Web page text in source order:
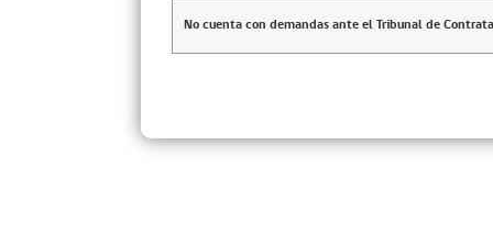
No cuenta con demandas ante el Tribunal de